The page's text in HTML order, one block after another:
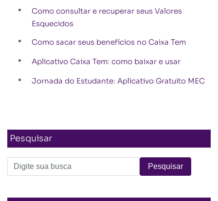
Como consultar e recuperar seus Valores
Esquecidos
Como sacar seus benefícios no Caixa Tem
Aplicativo Caixa Tem: como baixar e usar
Jornada do Estudante: Aplicativo Gratuito MEC
Pesquisar